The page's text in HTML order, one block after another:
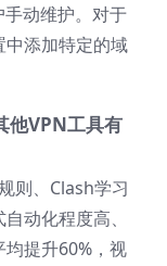
动维护。对于
添加特定的域
他VPN工具有
则、Clash学习
动化程度高、
提升60%，视